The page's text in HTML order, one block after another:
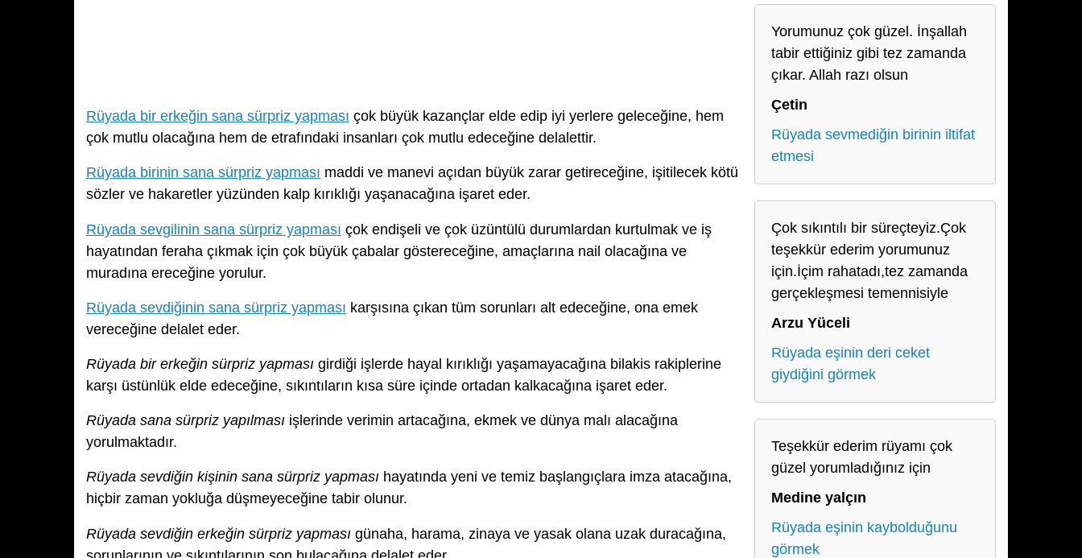
Rüyada bir erkeğin sana sürpriz yapması çok büyük kazançlar elde edip iyi yerlere geleceğine, hem
çok mutlu olacağına hem de etrafındaki insanları çok mutlu edeceğine delalettir.
Rüyada birinin sana sürpriz yapması maddi ve manevi açıdan büyük zarar getireceğine, işitilecek kötü
sözler ve hakaretler yüzünden kalp kırıklığı yaşanacağına işaret eder.
Rüyada sevgilinin sana sürpriz yapması çok endişeli ve çok üzüntülü durumlardan kurtulmak ve iş
hayatından feraha çıkmak için çok büyük çabalar göstereceğine, amaçlarına nail olacağına ve
muradına ereceğine yorulur.
Rüyada sevdiğinin sana sürpriz yapması karşısına çıkan tüm sorunları alt edeceğine, ona emek
vereceğine delalet eder.
Rüyada bir erkeğin sürpriz yapması girdiği işlerde hayal kırıklığı yaşamayacağına bilakis rakiplerine
karşı üstünlük elde edeceğine, sıkıntıların kısa süre içinde ortadan kalkacağına işaret eder.
Rüyada sana sürpriz yapılması işlerinde verimin artacağına, ekmek ve dünya malı alacağına
yorulmaktadır.
Rüyada sevdiğin kişinin sana sürpriz yapması hayatında yeni ve temiz başlangıçlara imza atacağına,
hiçbir zaman yokluğa düşmeyeceğine tabir olunur.
Rüyada sevdiğin erkeğin sürpriz yapması günaha, harama, zinaya ve yasak olana uzak duracağına,
Yorumunuz çok güzel. İnşallah
tabir ettiğiniz gibi tez zamanda
çıkar. Allah razı olsun
Çetin
Rüyada sevmediğin birinin iltifat
etmesi
Çok sıkıntılı bir süreçteyiz.Çok
teşekkür ederim yorumunuz
için.İçim rahatadı,tez zamanda
gerçekleşmesi temennisiyle
Arzu Yüceli
Rüyada eşinin deri ceket
giydiğini görmek
Teşekkür ederim rüyamı çok
güzel yorumladığınız için
Medine yalçın
Rüyada eşinin kaybolduğunu
görmek